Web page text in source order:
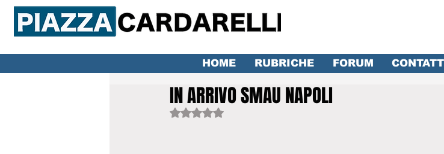
HOME RUBRICHE FORUM
IN ARRIVO SMAU NAPOLI
Valutazione NaN stelle su 5.